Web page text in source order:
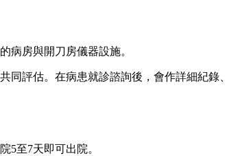
病房與開刀房儀器設施。
評估。在病患就診諮詢後，會作詳細紀錄、
5至7天即可出院。